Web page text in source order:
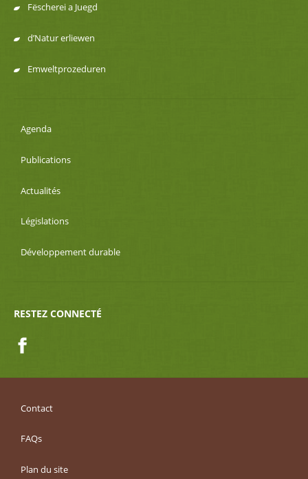
Fëscherei a Juegd
d’Natur erliewen
Emweltprozeduren
Agenda
Publications
Actualités
Législations
Développement durable
RESTEZ CONNECTÉ
Contact
FAQs
Plan du site